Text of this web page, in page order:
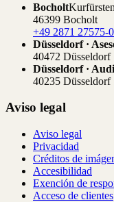
Bocholt
46399 Bocholt
+49 2871 27575-0
Düsseldorf ·
40472 Düsseldorf
Düsseldorf ·
40235 Düsseldorf
Aviso legal
Aviso legal
Privacidad
Créditos de
Accesibilidad
Exención de
Acceso de clientes